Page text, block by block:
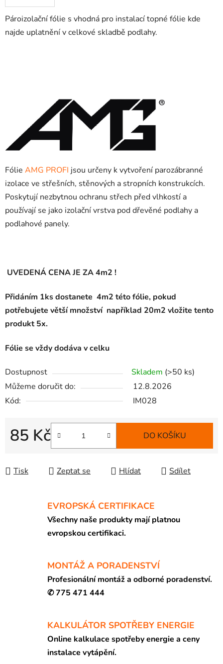
Pároizolační fólie s vhodná pro instalací topné fólie kde
najde uplatnění v celkové skladbě podlahy.
Fólie AMG PROFI jsou určeny k vytvoření parozábranné
izolace ve střešních, stěnových a stropních konstrukcích.
Poskytují nezbytnou ochranu střech před vlhkostí a
používají se jako izolační vrstva pod dřevěné podlahy a
podlahové panely.
UVEDENÁ CENA JE ZA 4m2 !
Přidáním 1ks dostanete 4m2 této fólie, pokud
potřebujete větší množství například 20m2 vložite tento
produkt 5x.
Fólie se vždy dodáva v celku
Dostupnost Skladem (>50 ks)
Můžeme doručit do:
12.8.2026
Kód:
IM028
85 Kč
Měrná cena:
DO KOŠÍKU
Tisk Zeptat se Hlídat Sdílet
EVROPSKÁ CERTIFIKACE
Všechny naše produkty mají platnou
evropskou certifikaci.
MONTÁŽ A PORADENSTVÍ
Profesionální montáž a odborné poradenství.
✆ 775 471 444
KALKULÁTOR SPOTŘEBY ENERGIE
Online kalkulace spotřeby energie a ceny
instalace vytápění.